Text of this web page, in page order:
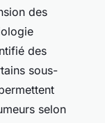
des
des
sous-
selon